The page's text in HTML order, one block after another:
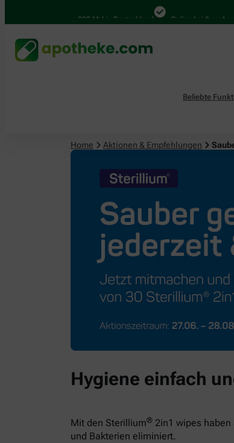
4.000 Mal in Deutschland Online bei Ihrer Apotheke
Beliebte
Home Aktionen & Empfehlungen
Hygiene einfach
Mit den Sterillium® 2in1 wipes haben
und Bakterien eliminiert.